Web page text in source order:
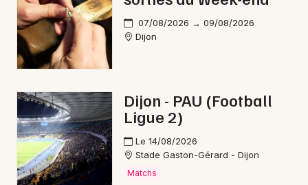
Newsletter des sorties
Artistes en tournée
Magazine en Côte d'Or
07/08/2026 → 09/08/2026
Dijon
Dijon - PAU (Football
Ligue 2)
Le 14/08/2026
Stade Gaston-Gérard - Dijon
Matchs